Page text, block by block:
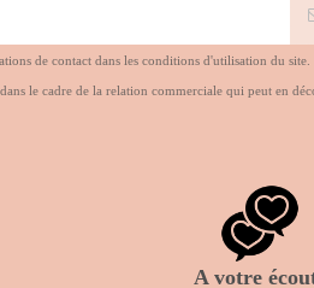
de contact dans les conditions d'utilisation du site.
le cadre de la relation commerciale qui peut en
A votre